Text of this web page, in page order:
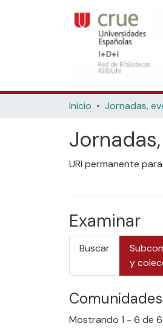
Inicio Jornadas,
URI permanente
Examinar
Buscar
y
Mostrando 1 - 6 de 6